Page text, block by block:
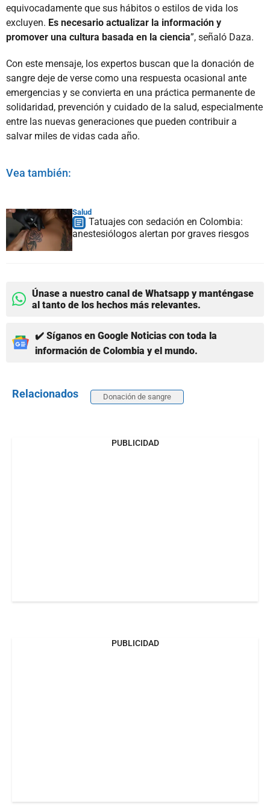
equivocadamente que sus hábitos o estilos de vida los
excluyen. Es necesario actualizar la información y
promover una cultura basada en la ciencia”, señaló Daza.
Con este mensaje, los expertos buscan que la donación de
sangre deje de verse como una respuesta ocasional ante
emergencias y se convierta en una práctica permanente de
solidaridad, prevención y cuidado de la salud, especialmente
entre las nuevas generaciones que pueden contribuir a
salvar miles de vidas cada año.
Vea también:
Salud
Tatuajes con sedación en Colombia:
anestesiólogos alertan por graves riesgos
Únase a nuestro canal de Whatsapp y manténgase
al tanto de los hechos más relevantes.
✔️ Síganos en Google Noticias con toda la
información de Colombia y el mundo.
Relacionados Donación de sangre
PUBLICIDAD
PUBLICIDAD